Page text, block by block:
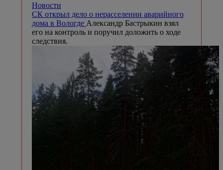
Новости
СК открыл дело о нерасселении аварийного
дома в Вологде Александр Бастрыкин взял
его на контроль и поручил доложить о ходе
следствия.